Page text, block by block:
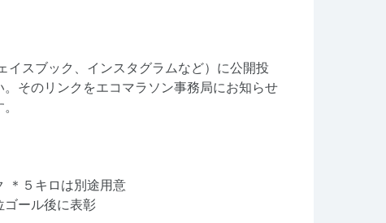
０円
スブック、インスタグラムなど）に公開投
そのリンクをエコマラソン事務局にお知らせ
＊５キロは別途用意
も３位ゴール後に表彰